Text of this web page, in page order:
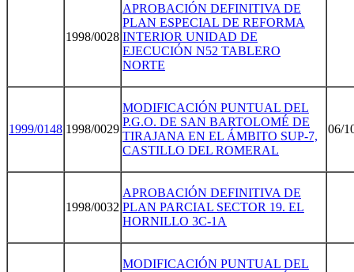
1998/0028
APROBACIÓN DEFINITIVA DE
PLAN ESPECIAL DE REFORMA
INTERIOR UNIDAD DE
EJECUCIÓN N52 TABLERO
NORTE
1999/0148 1998/0029
MODIFICACIÓN PUNTUAL DEL
P.G.O. DE SAN BARTOLOMÉ DE
TIRAJANA EN EL ÁMBITO SUP-7,
CASTILLO DEL ROMERAL
06/
1998/0032
APROBACIÓN DEFINITIVA DE
PLAN PARCIAL SECTOR 19. EL
HORNILLO 3C-1A
MODIFICACIÓN PUNTUAL DEL